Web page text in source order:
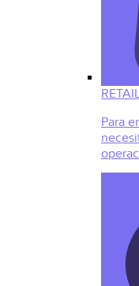
Para